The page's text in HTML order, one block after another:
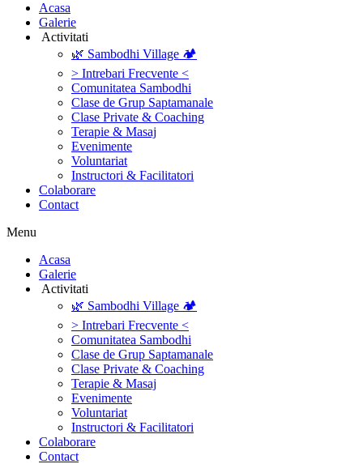
‎Acasa
Galerie
‎ ‎Activitati‎
🌿 Sambodhi Village 🏕️
> Intrebari Frecvente <
Comunitatea Sambodhi
Clase de Grup Saptamanale
Clase Private & Coaching
Terapie & Masaj
‎Evenimente
Voluntariat
‏‏‎Instructori & Facilitatori
Colaborare
Contact
Menu
‎Acasa
Galerie
‎ ‎Activitati‎
🌿 Sambodhi Village 🏕️
> Intrebari Frecvente <
Comunitatea Sambodhi
Clase de Grup Saptamanale
Clase Private & Coaching
Terapie & Masaj
‎Evenimente
Voluntariat
‏‏‎Instructori & Facilitatori
Colaborare
Contact